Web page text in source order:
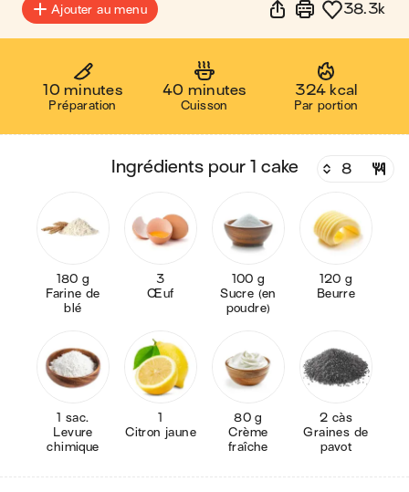
Ajouter au menu 38.3k
10 minutes
Préparation
40 minutes
Cuisson
324 kcal
Par portion
ingrédients pour 1 cake
180 g
Farine de
blé
3
Œuf
100 g
Sucre (en
poudre)
120 g
Beurre
1 sac.
Levure
chimique
1
Citron jaune
80 g
Crème
fraîche
2 càs
Graines de
pavot